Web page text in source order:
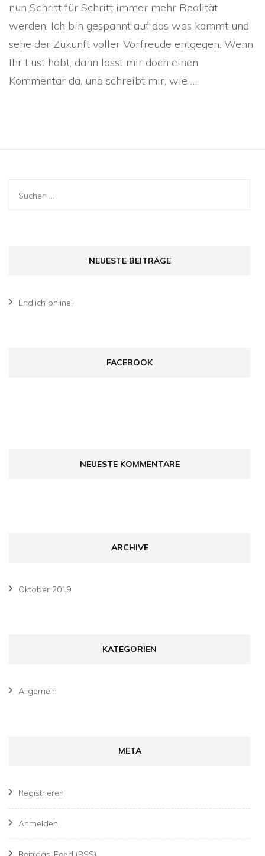
nun Schritt für Schritt immer mehr Realität
werden. Ich bin gespannt auf das was kommt und
sehe der Zukunft voller Vorfreude entgegen. Wenn
Ihr Lust habt, dann lasst mir doch einen
Kommentar da, und schreibt mir, wie …
Suche
NEUESTE BEITRÄGE
Endlich online!
FACEBOOK
NEUESTE KOMMENTARE
ARCHIVE
Oktober 2019
KATEGORIEN
Allgemein
META
Registrieren
Anmelden